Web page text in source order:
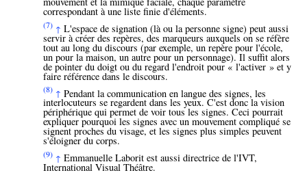
correspondant à une liste finie d'éléments.
(7) ↑ L'espace de signation (là ou la personne signe) peut aussi
servir à créer des repères, des marqueurs auxquels on se réfère
tout au long du discours (par exemple, un repère pour l'école,
un pour la maison, un autre pour un personnage). Il suffit alors
de pointer du doigt ou du regard l'endroit pour « l'activer » et y
faire référence dans le discours.
(8) ↑ Pendant la communication en langue des signes, les
interlocuteurs se regardent dans les yeux. C'est donc la vision
périphérique qui permet de voir tous les signes. Ceci pourrait
expliquer pourquoi les signes avec un mouvement compliqué se
signent proches du visage, et les signes plus simples peuvent
s'éloigner du corps.
(9) ↑ Emmanuelle Laborit est aussi directrice de l'IVT,
International Visual Théâtre.